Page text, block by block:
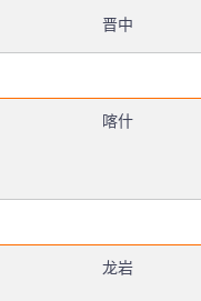
晋中
喀什
龙岩